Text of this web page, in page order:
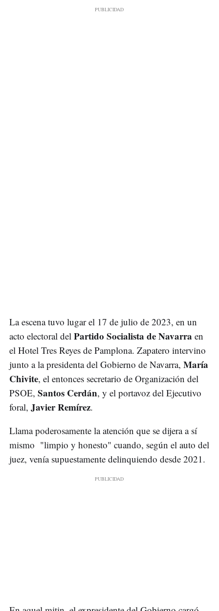
La escena tuvo lugar el 17 de julio de 2023, en un
acto electoral del Partido Socialista de Navarra en
el Hotel Tres Reyes de Pamplona. Zapatero intervino
junto a la presidenta del Gobierno de Navarra, María
Chivite, el entonces secretario de Organización del
PSOE, Santos Cerdán, y el portavoz del Ejecutivo
foral, Javier Remírez.
Llama poderosamente la atención que se dijera a sí
mismo "limpio y honesto" cuando, según el auto del
juez, venía supuestamente delinquiendo desde 2021.